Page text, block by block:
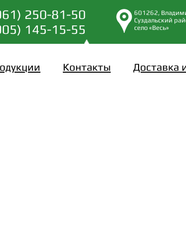
250-81-50
145-15-55
601262,
Суздальский
село «Весь»
Контакты Доставка